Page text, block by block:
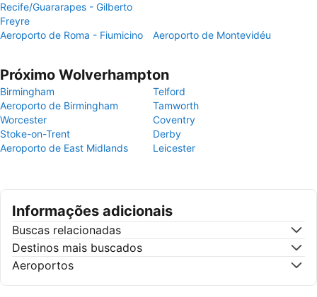
Recife/Guararapes - Gilberto
Freyre
Aeroporto de Roma - Fiumicino Aeroporto de Montevidéu
Próximo Wolverhampton
Birmingham
Telford
Aeroporto de Birmingham
Tamworth
Worcester
Coventry
Stoke-on-Trent
Derby
Aeroporto de East Midlands
Leicester
Informações adicionais
Buscas relacionadas
Destinos mais buscados
Aeroportos